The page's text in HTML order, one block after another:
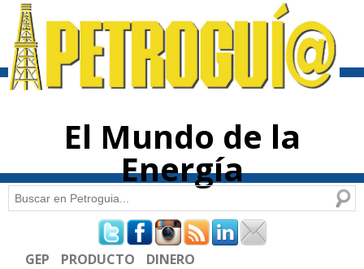
contenido
El Mundo de la
Energía
Formulario de búsqueda
Buscar
GEP PRODUCTO DINERO